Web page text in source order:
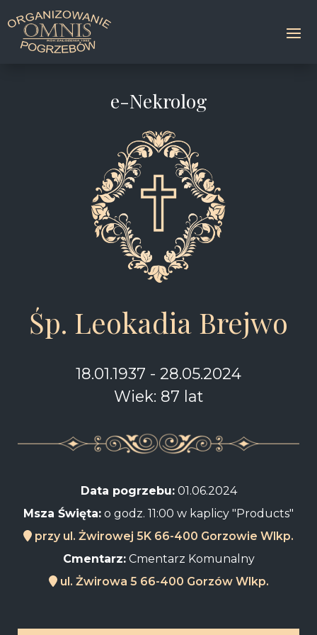
e-Nekrolog
Śp. Leokadia Brejwo
18.01.1937 - 28.05.2024
Wiek: 87 lat
Data pogrzebu:01.06.2024
Msza Święta: o godz. 11:00 w kaplicy "Products"
przy ul. Żwirowej 5K 66-400 Gorzowie Wlkp.
Cmentarz:Cmentarz Komunalny
ul. Żwirowa 5 66-400 Gorzów Wlkp.